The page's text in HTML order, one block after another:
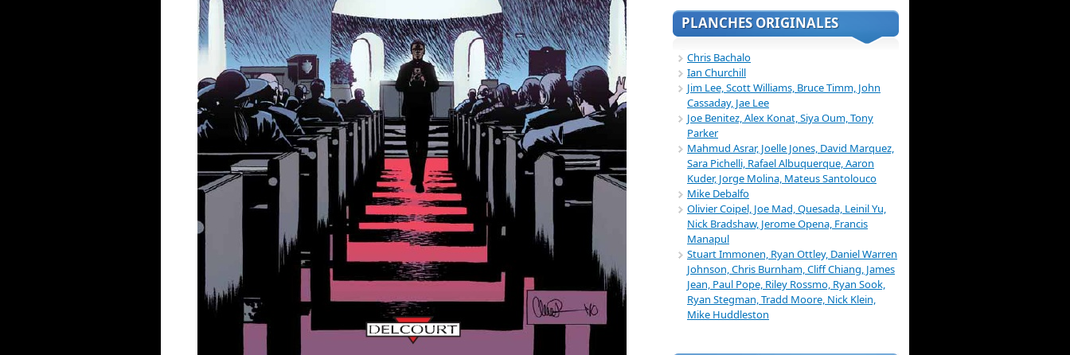
PLANCHES ORIGINALES
Chris Bachalo
Ian Churchill
Jim Lee, Scott Williams, Bruce Timm, John
Cassaday, Jae Lee
Joe Benitez, Alex Konat, Siya Oum, Tony
Parker
Mahmud Asrar, Joelle Jones, David Marquez,
Sara Pichelli, Rafael Albuquerque, Aaron
Kuder, Jorge Molina, Mateus Santolouco
Mike Debalfo
Olivier Coipel, Joe Mad, Quesada, Leinil Yu,
Nick Bradshaw, Jerome Opena, Francis
Manapul
Stuart Immonen, Ryan Ottley, Daniel Warren
Johnson, Chris Burnham, Cliff Chiang, James
Jean, Paul Pope, Riley Rossmo, Ryan Sook,
Ryan Stegman, Tradd Moore, Nick Klein,
Mike Huddleston